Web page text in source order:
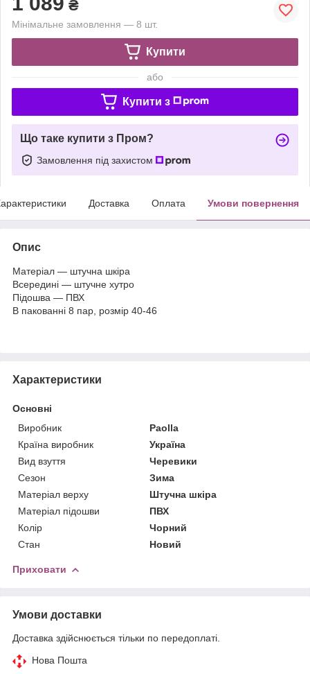
₴
Мінімальне замовлення — 8 шт.
Купити
або
Купити з
Що таке купити з Пром?
Замовлення під захистом
Доставка Оплата Умови повернення
Опис
Матеріал — штучна шкіра
Всередині — штучне хутро
Підошва — ПВХ
В пакованні 8 пар, розмір 40-46
Характеристики
Основні
Виробник
Paolla
Країна виробник
Україна
Вид взуття
Черевики
Сезон
Зима
Матеріал верху
Штучна шкіра
Матеріал підошви
ПВХ
Колір
Чорний
Стан
Новий
Приховати
Умови доставки
Доставка здійснюється тільки по передоплаті.
Нова Пошта